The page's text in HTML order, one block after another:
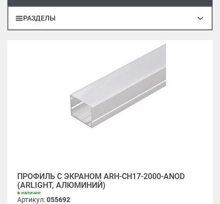
РАЗДЕЛЫ
ПРОФИЛЬ С ЭКРАНОМ ARH-CH17-2000-ANOD
(ARLIGHT, АЛЮМИНИЙ)
в наличии
Артикул:055692